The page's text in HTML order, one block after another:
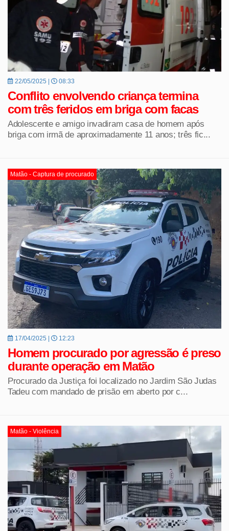
22/05/2025 | 08:33
Conflito envolvendo criança termina
com três feridos em briga com facas
Adolescente e amigo invadiram casa de homem após
briga com irmã de aproximadamente 11 anos; três fic...
Matão - Captura de procurado
17/04/2025 | 12:23
Homem procurado por agressão é preso
durante operação em Matão
Procurado da Justiça foi localizado no Jardim São Judas
Tadeu com mandado de prisão em aberto por c...
Matão - Violência